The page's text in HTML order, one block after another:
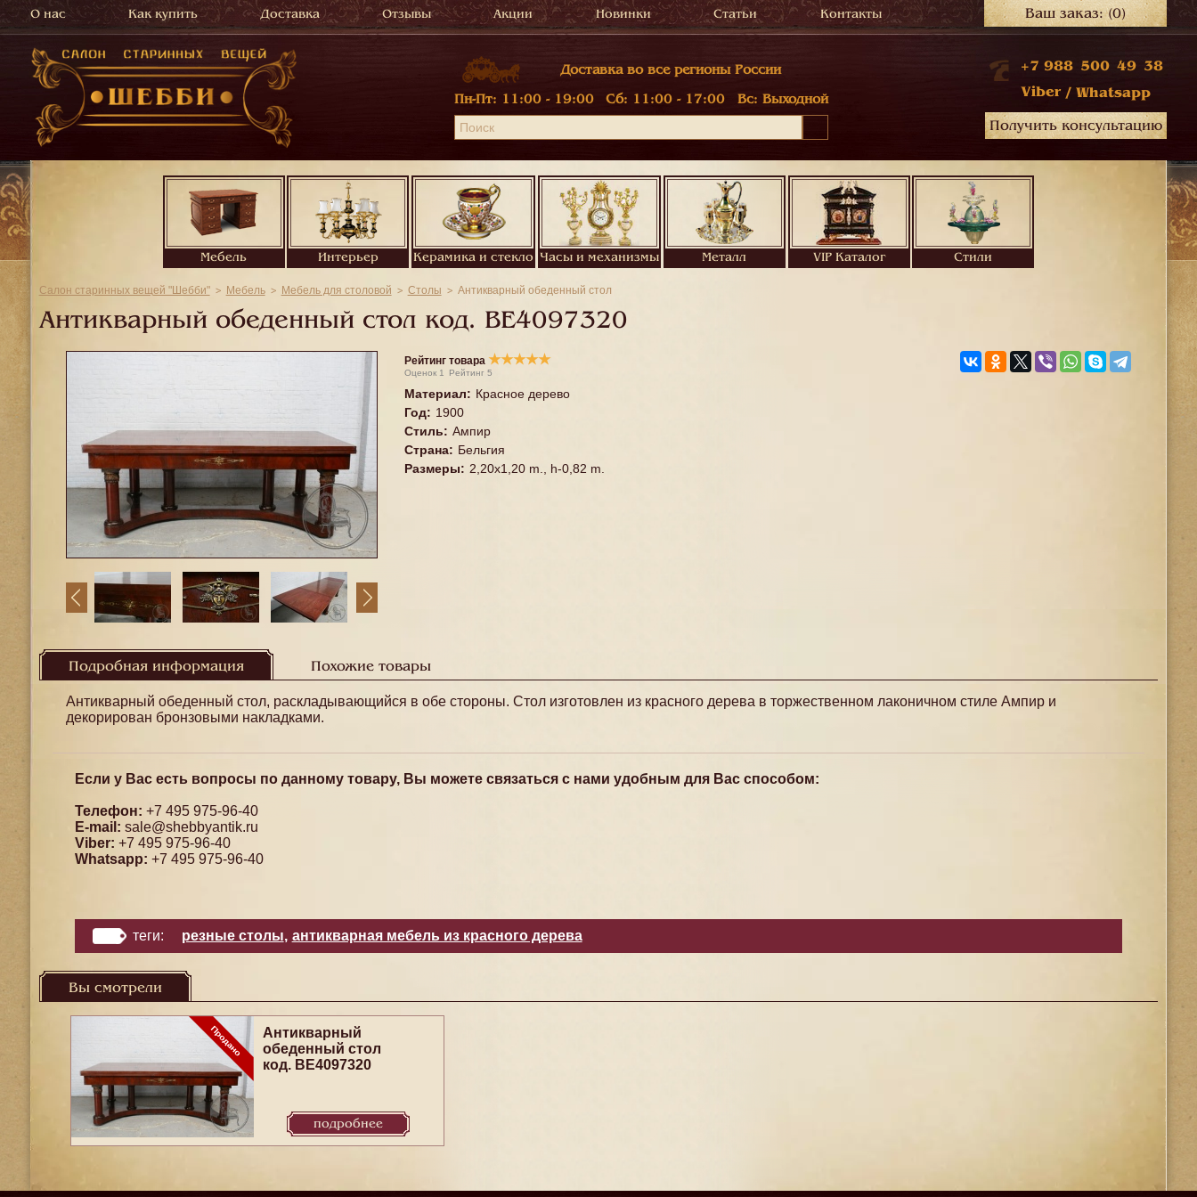
О нас Как купить Доставка Отзывы Акции Новинки Статьи Контакты Ваш заказ:(0)
Доставка во все регионы России
Пн-Пт: 11:00 - 19:00 Сб: 11:00 - 17:00 Вс: Выходной
+7 988 500 49 38
Viber / Whatsapp
Получить консультацию
Мебель Интерьер Керамика и стекло Часы и механизмы Металл VIP Каталог Стили
Салон старинных вещей "Шебби" Мебель Мебель для столовой Столы Антикварный обеденный стол
Антикварный обеденный стол код. BE4097320
Рейтинг товара ★★★★★
Оценок 1 Рейтинг 5
Материал: Красное дерево
Год: 1900
Стиль: Ампир
Страна: Бельгия
Размеры: 2,20x1,20 m., h-0,82 m.
Подробная информация Похожие товары
Антикварный обеденный стол, раскладывающийся в обе стороны. Стол изготовлен из красного дерева в торжественном лаконичном стиле Ампир и
декорирован бронзовыми накладками.
Если у Вас есть вопросы по данному товару, Вы можете связаться с нами удобным для Вас способом:
Телефон: +7 495 975-96-40
E-mail: sale@shebbyantik.ru
Viber: +7 495 975-96-40
Whatsapp: +7 495 975-96-40
теги: резные столы, антикварная мебель из красного дерева
Вы смотрели
Антикварный
обеденный стол
код. BE4097320
подробнее